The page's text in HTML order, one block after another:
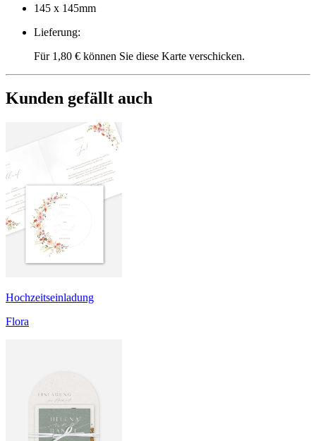
145 x 145mm
Lieferung:
Für 1,80 € können Sie diese Karte verschicken.
Kunden gefällt auch
Hochzeitseinladung
Flora